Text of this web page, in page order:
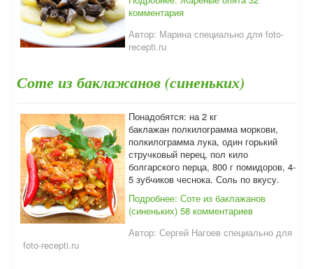
комментария
Автор: Марина специально для foto-
recepti.ru
Соте из баклажанов (синеньких)
Понадобятся: на 2 кг
баклажан полкилограмма моркови,
полкилограмма лука, один горький
стручковый перец, пол кило
болгарского перца, 800 г помидоров, 4-
5 зубчиков чеснока. Соль по вкусу.
Подробнее: Соте из баклажанов
(синеньких) 58 комментариев
Автор: Сергей Нагоев специально для
foto-recepti.ru